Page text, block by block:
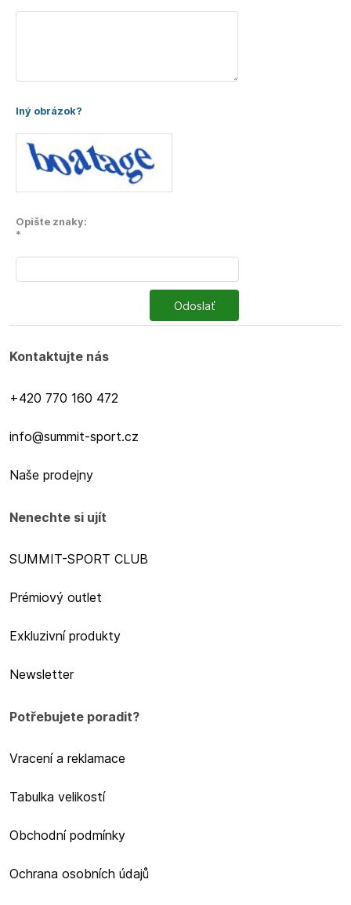
Iný obrázok?
Opište znaky:
*
Odoslať
Kontaktujte nás
+420 770 160 472
info@summit-sport.cz
Naše prodejny
Nenechte si ujít
SUMMIT-SPORT CLUB
Prémiový outlet
Exkluzivní produkty
Newsletter
Potřebujete poradit?
Vracení a reklamace
Tabulka velikostí
Obchodní podmínky
Ochrana osobních údajů